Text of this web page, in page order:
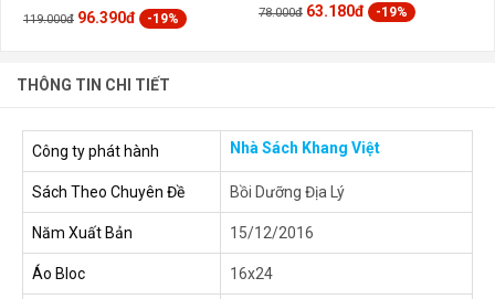
119.000đ 96.390đ -19% 78.000đ 63.180đ -19%
THÔNG TIN CHI TIẾT
Công ty phát hành Nhà Sách Khang Việt
Sách Theo Chuyên Đề Bồi Dưỡng Địa Lý
Năm Xuất Bản 15/12/2016
Áo Bloc 16x24